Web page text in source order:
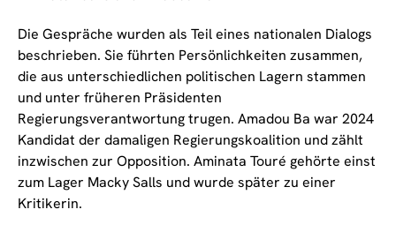
Die Gespräche wurden als Teil eines nationalen Dialogs
beschrieben. Sie führten Persönlichkeiten zusammen,
die aus unterschiedlichen politischen Lagern stammen
und unter früheren Präsidenten
Regierungsverantwortung trugen. Amadou Ba war 2024
Kandidat der damaligen Regierungskoalition und zählt
inzwischen zur Opposition. Aminata Touré gehörte einst
zum Lager Macky Salls und wurde später zu einer
Kritikerin.